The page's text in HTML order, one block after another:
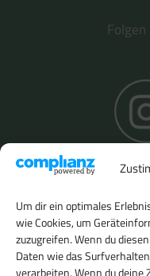
Um dir ein optimales
wie Cookies, um
zuzugreifen. Wenn du
Daten wie das
verarbeiten. Wenn du